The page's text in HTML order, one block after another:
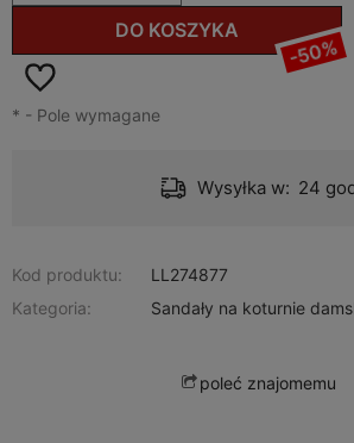
DO KOSZYKA
-50%
* - Pole wymagane
Wysyłka w: 24
Kod produktu:
LL274877
Kategoria:
Sandały na koturnie
poleć znajomemu